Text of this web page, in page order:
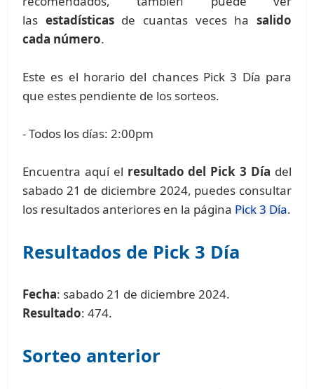
las estadísticasde cuantas veces ha salido
cada número.
Este es el horario del chances Pick 3 Día para
que estes pendiente de los sorteos.
- Todos los días: 2:00pm
Encuentra aquí el resultado del Pick 3 Día del
sabado 21 de diciembre 2024, puedes consultar
los resultados anteriores en la página Pick 3 Día.
Resultados de Pick 3 Día
Fecha: sabado 21 de diciembre 2024.
Resultado: 474.
Sorteo anterior